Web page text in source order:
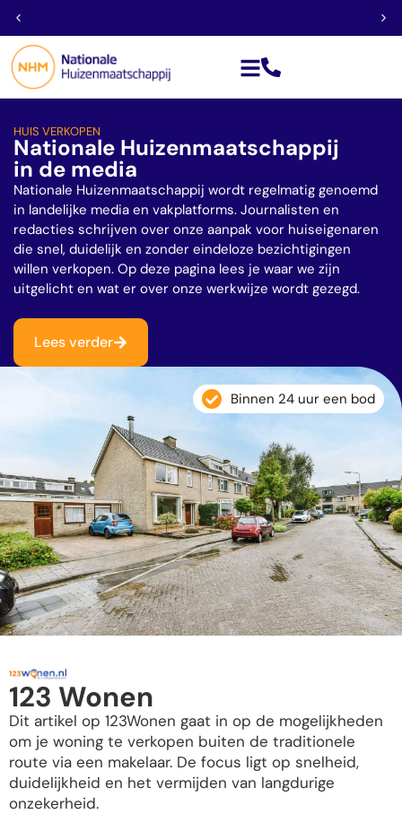
Géén financieringsvoorbehoud
HUIS VERKOPEN
Nationale Huizenmaatschappij
in de media
Nationale Huizenmaatschappij wordt regelmatig genoemd
in landelijke media en vakplatforms. Journalisten en
redacties schrijven over onze aanpak voor huiseigenaren
die snel, duidelijk en zonder eindeloze bezichtigingen
willen verkopen. Op deze pagina lees je waar we zijn
uitgelicht en wat er over onze werkwijze wordt gezegd.
Lees verder
Binnen 24 uur een bod
123 Wonen
Dit artikel op 123Wonen gaat in op de mogelijkheden
om je woning te verkopen buiten de traditionele
route via een makelaar. De focus ligt op snelheid,
duidelijkheid en het vermijden van langdurige
onzekerheid.